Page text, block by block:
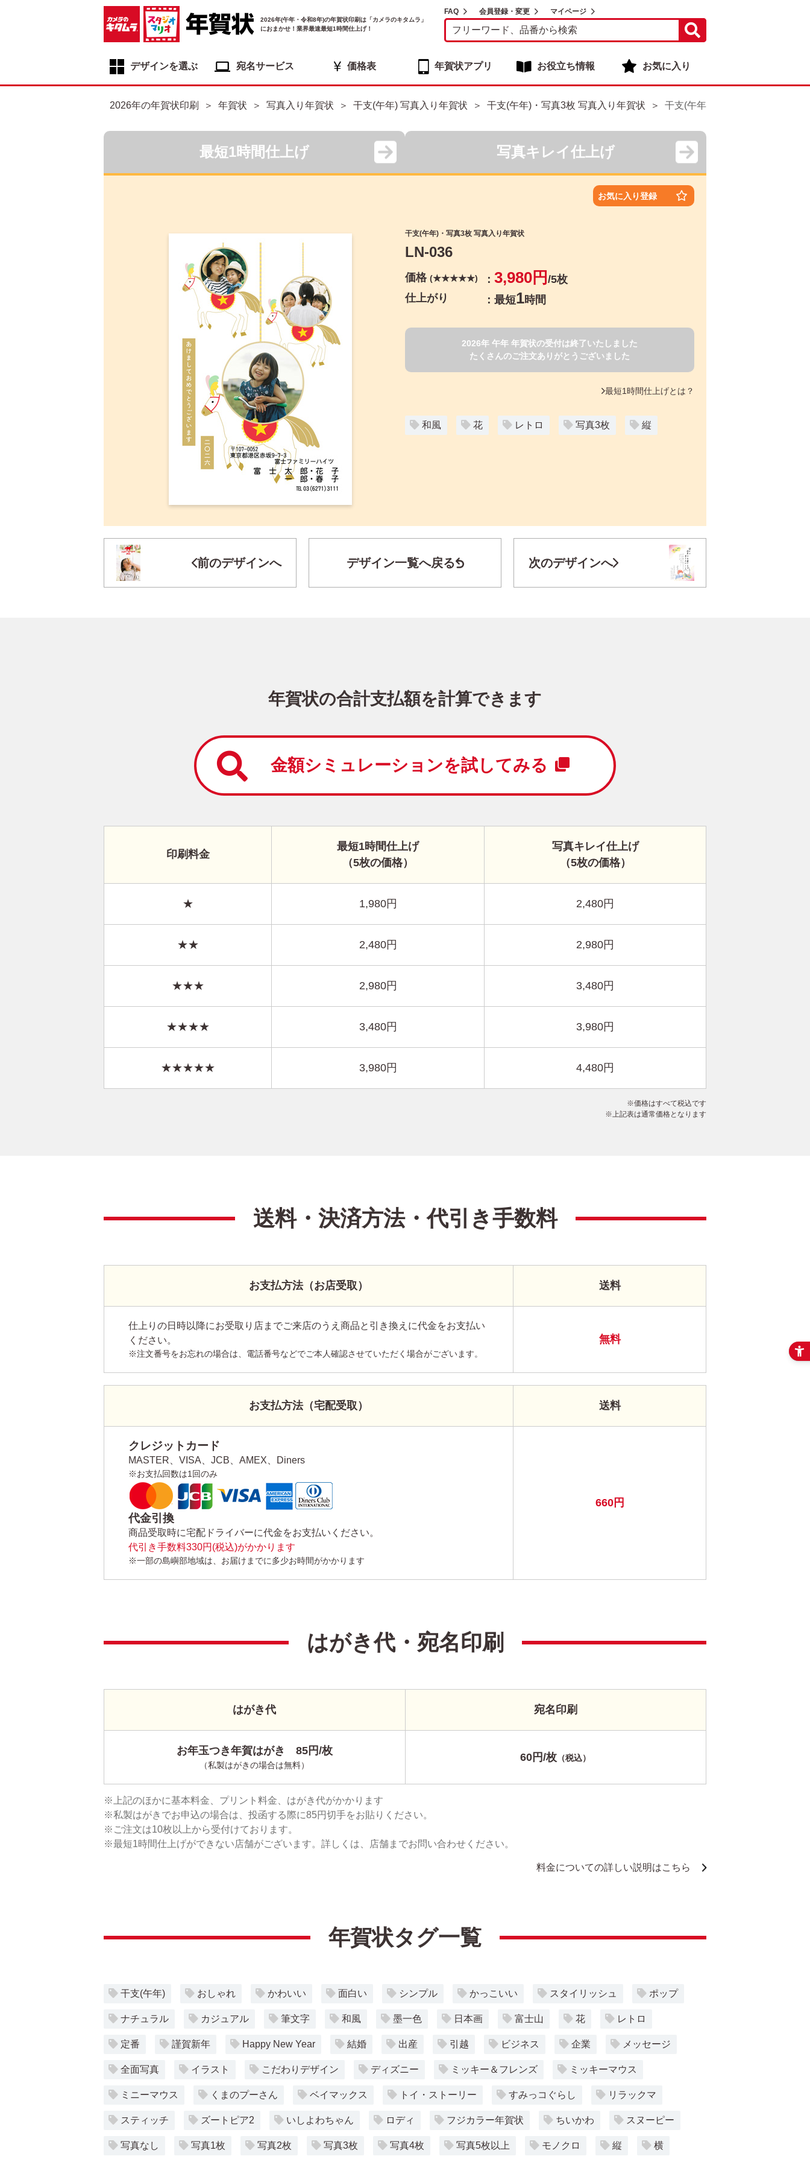
2026年(午年・令和8年)の年賀状印刷は「カメラのキタムラ」
におまかせ！業界最速最短1時間仕上げ！
FAQ 会員登録・変更 マイページ
デザインを選ぶ 宛名サービス 価格表 年賀状アプリ お役立ち情報 お気に入り
2026年の年賀状印刷 年賀状 写真入り年賀状 干支(午年) 写真入り年賀状 干支(午年)・写真3枚 写真入り年賀状 干支(午年)・写真3枚 写真入り年
最短1時間仕上げ 写真キレイ仕上げ
お気に入り登録
干支(午年)・写真3枚 写真入り年賀状
LN-036
価格 (★★★★★) 3,980円 /5枚
仕上がり
最短1時間
2026年 午年 年賀状の受付は終了いたしました
たくさんのご注文ありがとうございました
最短1時間仕上げとは？
和風 花 レトロ 写真3枚 縦
干支(午年)・写真3枚 写真入り年賀状
前のデザインへ デザイン一覧へ戻る 次のデザインへ
年賀状の合計支払額を計算できます
金額シミュレーションを試してみる
印刷料金
最短1時間仕上げ
（5枚の価格）
写真キレイ仕上げ
（5枚の価格）
★ 1,980円 2,480円
★★ 2,480円 2,980円
★★★ 2,980円 3,480円
★★★★ 3,480円 3,980円
★★★★★ 3,980円 4,480円
価格はすべて税込です
上記表は通常価格となります
送料・決済方法・代引き手数料
お支払方法（お店受取）
仕上りの日時以降にお受取り店までご来店のうえ商品と引き換えに代金をお支払い
ください。
※注文番号をお忘れの場合は、電話番号などでご本人確認させていただく場合がございます。
送料
無料
お支払方法（宅配受取）
クレジットカード
MASTER、VISA、JCB、AMEX、Diners
※お支払回数は1回のみ
代金引換
商品受取時に宅配ドライバーに代金をお支払いください。
代引き手数料330円(税込)がかかります
※一部の島嶼部地域は、お届けまでに多少お時間がかかります
送料
660円
はがき代・宛名印刷
はがき代
お年玉つき年賀はがき 85円/枚
（私製はがきの場合は無料）
宛名印刷
60円/枚 （税込）
上記のほかに基本料金、プリント料金、はがき代がかかります
私製はがきでお申込の場合は、投函する際に85円切手をお貼りください。
ご注文は10枚以上から受付けております。
最短1時間仕上げができない店舗がございます。詳しくは、店舗までお問い合わせください。
料金についての詳しい説明はこちら
年賀状タグ一覧
干支(午年) おしゃれ かわいい 面白い シンプル かっこいい スタイリッシュ ポップ
ナチュラル カジュアル 筆文字 和風 墨一色 日本画 富士山 花 レトロ
定番 謹賀新年 Happy New Year 結婚 出産 引越 ビジネス 企業 メッセージ
全面写真 イラスト こだわりデザイン ディズニー ミッキー＆フレンズ ミッキーマウス
ミニーマウス くまのプーさん ベイマックス トイ・ストーリー すみっコぐらし リラックマ
スティッチ ズートピア2 いしよわちゃん ロディ フジカラー年賀状 ちいかわ スヌーピー
写真なし 写真1枚 写真2枚 写真3枚 写真4枚 写真5枚以上 モノクロ 縦 横